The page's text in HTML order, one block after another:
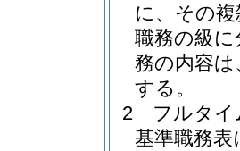
に、その
職務の級
務の内容は
する。
2
フルタイ
基準職務